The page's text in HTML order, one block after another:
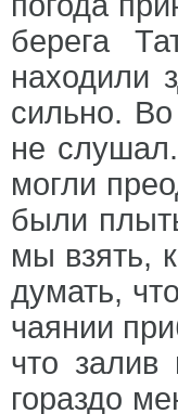
берега
находили
сильно.
не
могли
были
мы взять,
думать,
чаянии
что
гораздо